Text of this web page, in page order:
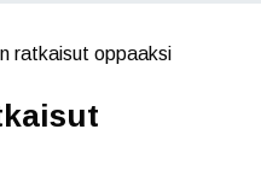
ratkaisut oppaaksi